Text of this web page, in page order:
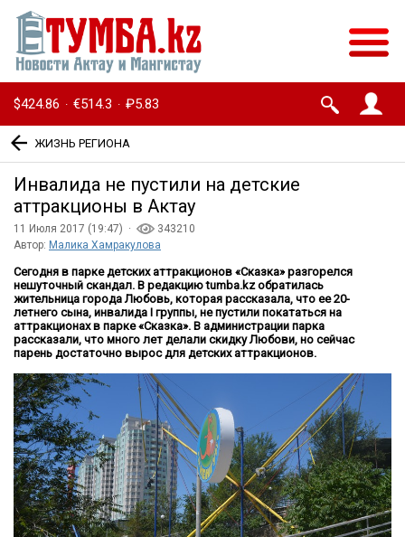
$424.86 · €514.3 · ₽5.83
ЖИЗНЬ РЕГИОНА
Инвалида не пустили на детские
аттракционы в Актау
11 Июля 2017 (19:47) ·
343210
Автор: Малика Хамракулова
Сегодня в парке детских аттракционов «Сказка» разгорелся
нешуточный скандал. В редакциюtumba.kzобратилась
жительница города Любовь, которая рассказала, что ее 20-
летнего сына, инвалида I группы, не пустили покататься на
аттракционах в парке «Сказка». В администрации парка
рассказали, что много лет делали скидку Любови, но сейчас
парень достаточно вырос для детских аттракционов.